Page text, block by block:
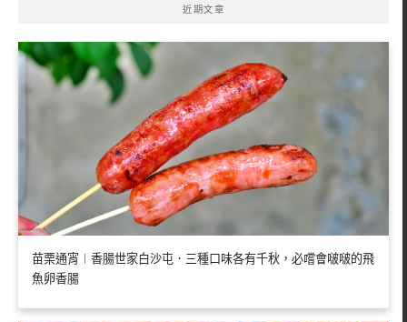
近期文章
苗栗通宵︱香腸世家白沙屯．三種口味各有千秋，必嚐會啵啵的飛
魚卵香腸